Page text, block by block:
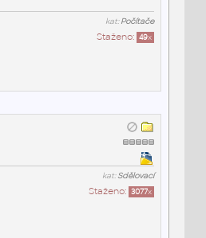
kat:Počítače
Staženo: 49x
kat:Sdělovací
Staženo: 3077x